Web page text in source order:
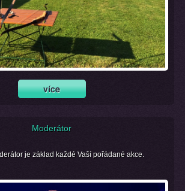
Moderátor
je základ každé Vaší pořádané akce.